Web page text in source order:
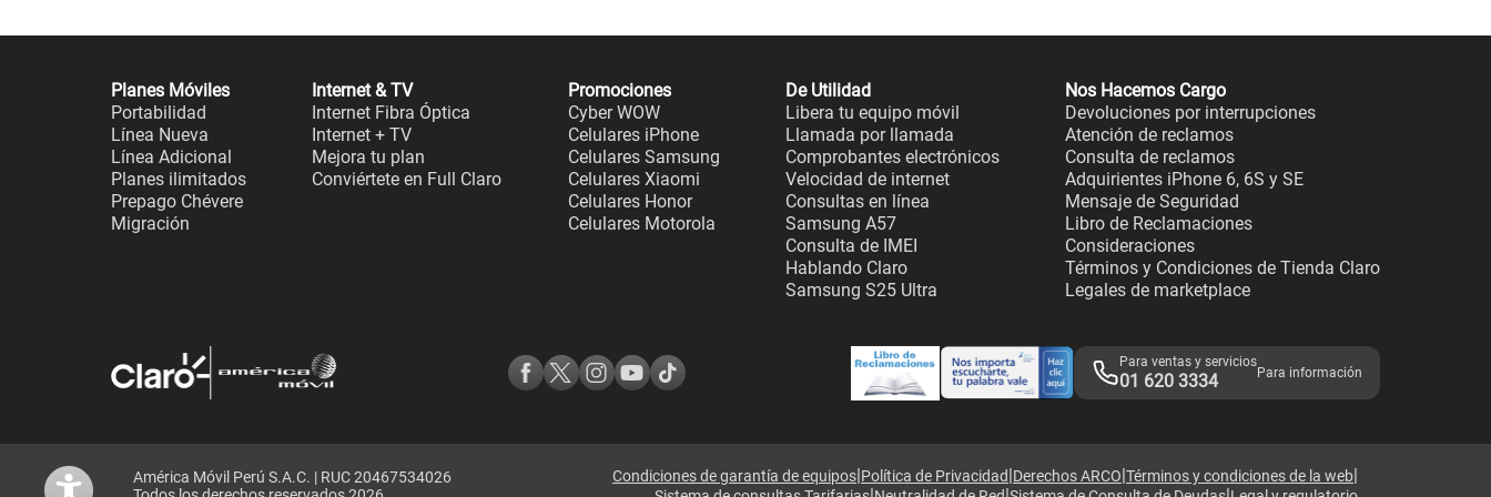
Planes Móviles
Portabilidad
Línea Nueva
Línea Adicional
Planes ilimitados
Prepago Chévere
Migración
Internet & TV
Internet Fibra Óptica
Internet + TV
Mejora tu plan
Conviértete en Full Claro
Promociones
Cyber WOW
Celulares iPhone
Celulares Samsung
Celulares Xiaomi
Celulares Honor
Celulares Motorola
De Utilidad
Libera tu equipo móvil
Llamada por llamada
Comprobantes electrónicos
Velocidad de internet
Consultas en línea
Samsung A57
Consulta de IMEI
Hablando Claro
Samsung S25 Ultra
Nos Hacemos Cargo
Devoluciones por interrupciones
Atención de reclamos
Consulta de reclamos
Adquirientes iPhone 6, 6S y SE
Mensaje de Seguridad
Libro de Reclamaciones
Consideraciones
Términos y Condiciones de Tienda Claro
Legales de marketplace
Para ventas y servicios
01 620 3334 Para información
América Móvil Perú S.A.C. | RUC 20467534026
Condiciones de garantía de equipos|Política de Privacidad|Derechos ARCO|Términos y condiciones de la web|